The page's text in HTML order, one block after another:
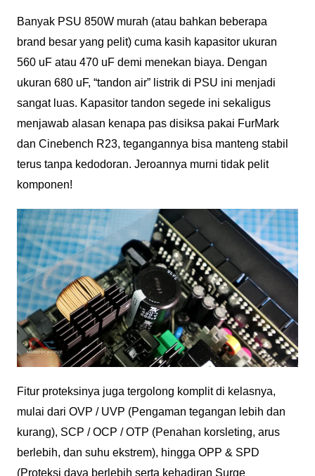
Banyak PSU 850W murah (atau bahkan beberapa
brand besar yang pelit) cuma kasih kapasitor ukuran
560 uF atau 470 uF demi menekan biaya. Dengan
ukuran 680 uF, “tandon air” listrik di PSU ini menjadi
sangat luas. Kapasitor tandon segede ini sekaligus
menjawab alasan kenapa pas disiksa pakai FurMark
dan Cinebench R23, tegangannya bisa manteng stabil
terus tanpa kedodoran. Jeroannya murni tidak pelit
komponen!
Fitur proteksinya juga tergolong komplit di kelasnya,
mulai dari OVP / UVP (Pengaman tegangan lebih dan
kurang), SCP / OCP / OTP (Penahan korsleting, arus
berlebih, dan suhu ekstrem), hingga OPP & SPD
(Proteksi daya berlebih serta kehadiran Surge